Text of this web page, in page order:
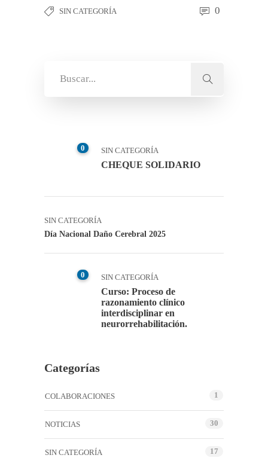
SIN CATEGORÍA 0
0 SIN CATEGORÍA
CHEQUE SOLIDARIO
SIN CATEGORÍA
Día Nacional Daño Cerebral 2025
0 SIN CATEGORÍA
Curso: Proceso de
razonamiento clínico
interdisciplinar en
neurorrehabilitación.
Categorías
COLABORACIONES 1
NOTICIAS 30
SIN CATEGORÍA 17